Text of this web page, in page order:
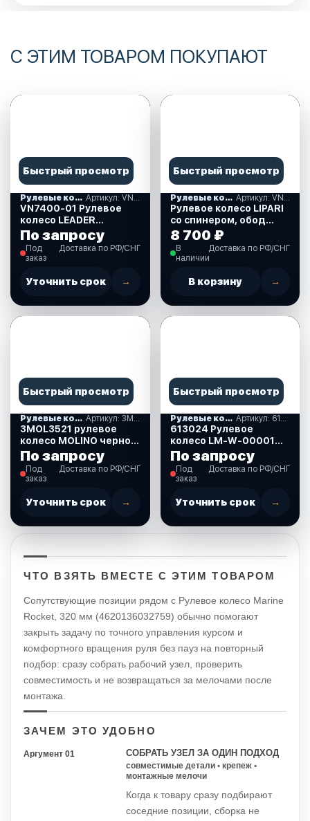
С ЭТИМ ТОВАРОМ ПОКУПАЮТ
Быстрый просмотр
Рулевые колеса, спиннеры
VN7400-01 Рулевое
колесо LEADER
TANEGUM обод
черный, спицы серебр.
д. 400 мм
По запросу
Под
заказ
Доставка по РФ/СНГ
Уточнить срок →
Быстрый просмотр
Рулевые колеса, спиннеры
Рулевое колесо LIPARI
со спинером, обод
белый, спицы
серебяные, д. 280 мм.
(VN828050-08)
8 700 ₽
В
наличии
Доставка по РФ/СНГ
В корзину →
Быстрый просмотр
Рулевые колеса, спиннеры
3MOL3521 рулевое
колесо MOLINO черное,
д.350 мм
По запросу
Под
заказ
Доставка по РФ/СНГ
Уточнить срок →
Быстрый просмотр
Рулевые колеса, спиннеры
613024 Рулевое
колесо LM-W-00001
(350 мм.,белое)
По запросу
Под
заказ
Доставка по РФ/СНГ
Уточнить срок →
ЧТО ВЗЯТЬ ВМЕСТЕ С ЭТИМ ТОВАРОМ
Сопутствующие позиции рядом с Рулевое колесо Marine
Rocket, 320 мм (4620136032759) обычно помогают
закрыть задачу по точного управления курсом и
комфортного вращения руля без пауз на повторный
подбор: сразу собрать рабочий узел, проверить
совместимость и не возвращаться за мелочами после
монтажа.
ЗАЧЕМ ЭТО УДОБНО
Аргумент 01 СОБРАТЬ УЗЕЛ ЗА ОДИН ПОДХОД
совместимые детали • крепеж •
монтажные мелочи
Когда к товару сразу подбирают
соседние позиции, сборка не